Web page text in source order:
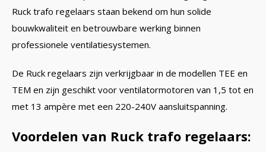
Ruck trafo regelaars staan bekend om hun solide
bouwkwaliteit en betrouwbare werking binnen
professionele ventilatiesystemen.
De Ruck regelaars zijn verkrijgbaar in de modellen TEE en
TEM en zijn geschikt voor ventilatormotoren van 1,5 tot en
met 13 ampère met een 220-240V aansluitspanning.
Voordelen van Ruck trafo regelaars: